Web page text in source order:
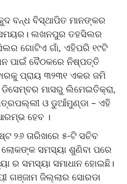
ବନ୍ଧ ବିସ୍ଥାପିତ ମାନଙ୍କର
ଲଖନପୁର ତହସିଲର
ଗୋଟିଏ ଗାଁ, ଏହିପରି ୧୯ଟି
ପାଇଁ ବୈଠକରେ ନିଷ୍ପତ୍ତି
ପ୍ରାୟ ୩୨୩୧ ଏକର ଜମି
ମାସରୁ ଲିମେଇତିକ୍ରା,
ଓ ଡୁଆଁମୁଣ୍ଡା – ଏହି
ହେବ ।
୨୬ ତାରିଖରେ ୫-ଟି ସଚିବ
ସମସ୍ୟା ଶୁଣିବା ପରେ
ର ସମସ୍ୟା ସମାଧାନ ହୋଇଛି।
ଗଞ୍ଜାମ ଜିଲ୍ଲାର ସୋରଡା